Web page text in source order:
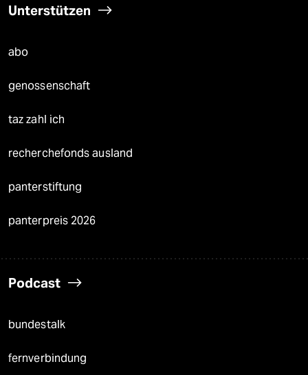
Unterstützen
abo
genossenschaft
taz zahl ich
recherchefonds ausland
panterstiftung
panterpreis 2026
Podcast
bundestalk
fernverbindung